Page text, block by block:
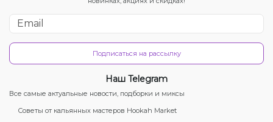
Подписаться на рассылку
Наш Telegram
Все самые актуальные новости, подборки и миксы
Советы от кальянных мастеров Hookah Market